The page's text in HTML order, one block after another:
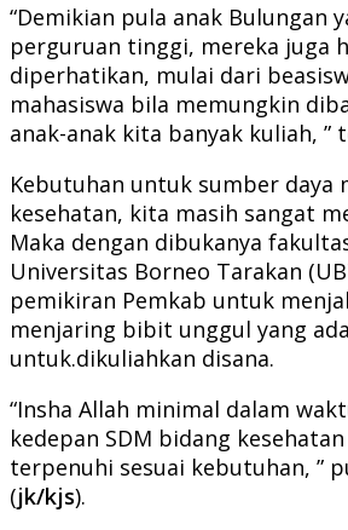
“Demikian pula anak Bulungan
perguruan tinggi, mereka juga
diperhatikan, mulai dari
mahasiswa bila memungkin
anak-anak kita banyak kuliah, ”
Kebutuhan untuk sumber daya
kesehatan, kita masih sangat
Maka dengan dibukanya
Universitas Borneo Tarakan
pemikiran Pemkab untuk
menjaring bibit unggul yang
untuk.dikuliahkan disana.
“Insha Allah minimal dalam
kedepan SDM bidang
terpenuhi sesuai kebutuhan, ”
(jk/kjs).